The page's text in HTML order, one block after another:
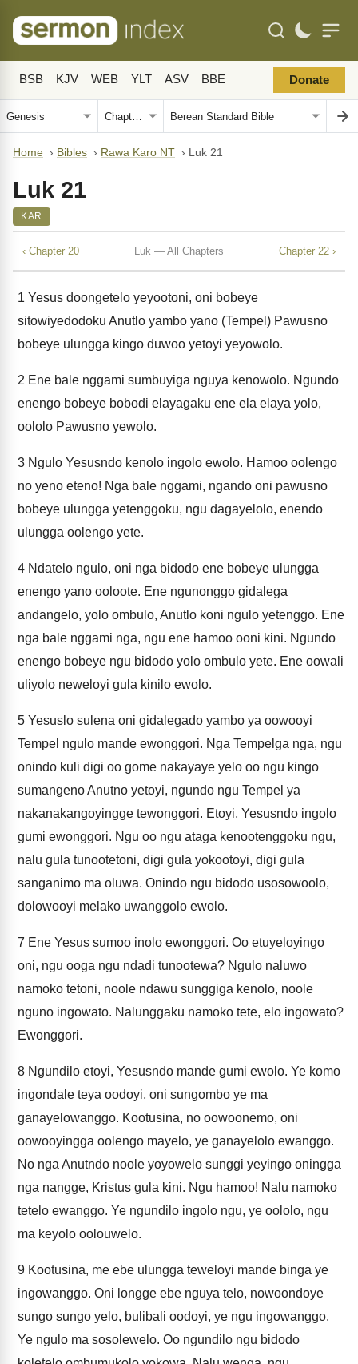
BSB KJV WEB YLT ASV BBE Donate
Home › Bibles › Rawa Karo NT › Luk 21
Luk 21
KAR
‹ Chapter 20 Luk — All Chapters Chapter 22 ›
1 Yesus doongetelo yeyootoni, oni bobeye
sitowiyedodoku Anutlo yambo yano (Tempel) Pawusno
bobeye ulungga kingo duwoo yetoyi yeyowolo.
2 Ene bale nggami sumbuyiga nguya kenowolo. Ngundo
enengo bobeye bobodi elayagaku ene ela elaya yolo,
oololo Pawusno yewolo.
3 Ngulo Yesusndo kenolo ingolo ewolo. Hamoo oolengo
no yeno eteno! Nga bale nggami, ngando oni pawusno
bobeye ulungga yetenggoku, ngu dagayelolo, enendo
ulungga oolengo yete.
4 Ndatelo ngulo, oni nga bidodo ene bobeye ulungga
enengo yano ooloote. Ene ngunonggo gidalega
andangelo, yolo ombulo, Anutlo koni ngulo yetenggo. Ene
nga bale nggami nga, ngu ene hamoo ooni kini. Ngundo
enengo bobeye ngu bidodo yolo ombulo yete. Ene oowali
uliyolo neweloyi gula kinilo ewolo.
5 Yesuslo sulena oni gidalegado yambo ya oowooyi
Tempel ngulo mande ewonggori. Nga Tempelga nga, ngu
onindo kuli digi oo gome nakayaye yelo oo ngu kingo
sumangeno Anutno yetoyi, ngundo ngu Tempel ya
nakanakangoyingge tewonggori. Etoyi, Yesusndo ingolo
gumi ewonggori. Ngu oo ngu ataga kenootenggoku ngu,
nalu gula tunootetoni, digi gula yokootoyi, digi gula
sanganimo ma oluwa. Onindo ngu bidodo usosowoolo,
dolowooyi melako uwanggolo ewolo.
7 Ene Yesus sumoo inolo ewonggori. Oo etuyeloyingo
oni, ngu ooga ngu ndadi tunootewa? Ngulo naluwo
namoko tetoni, noole ndawu sunggiga kenolo, noole
nguno ingowato. Nalunggaku namoko tete, elo ingowato?
Ewonggori.
8 Ngundilo etoyi, Yesusndo mande gumi ewolo. Ye komo
ingondale teya oodoyi, oni sungombo ye ma
ganayelowanggo. Kootusina, no oowoonemo, oni
oowooyingga oolengo mayelo, ye ganayelolo ewanggo.
No nga Anutndo noole yoyowelo sunggi yeyingo oningga
nga nangge, Kristus gula kini. Ngu hamoo! Nalu namoko
tetelo ewanggo. Ye ngundilo ingolo ngu, ye oololo, ngu
ma keyolo oolouwelo.
9 Kootusina, me ebe ulungga teweloyi mande binga ye
ingowanggo. Oni longge ebe nguya telo, nowoondoye
sungo sungo yelo, bulibali oodoyi, ye ngu ingowanggo.
Ye ngulo ma sosolewelo. Oo ngundilo ngu bidodo